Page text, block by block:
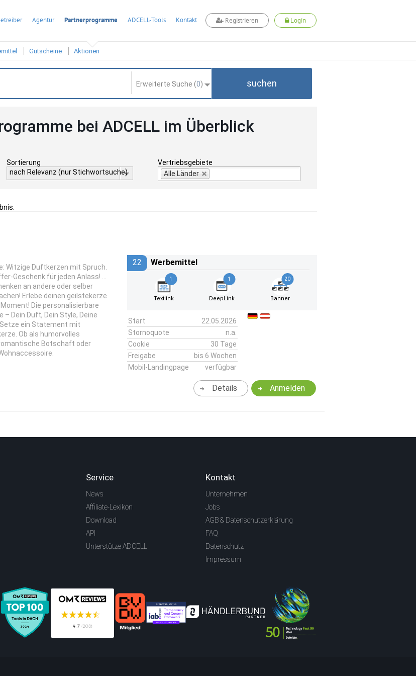
Agentur Partnerprogramme ADCELL-Tools Kontakt Registrieren Login
Gutscheine Aktionen
Erweiterte Suche (0) suchen
bei ADCELL im Überblick
Sortierung
nach Relevanz (nur Stichwortsuche)
Vertriebsgebiete
Alle Länder
Witzige Duftkerzen mit Spruch.
Geschenk für jeden Anlass! …
an andere oder selber
Erlebe deinen geilstekerze
Die personalisierbare
– Dein Duft, Dein Style, Deine
ein Statement mit
Ob als humorvolles
Botschaft oder
22 Werbemittel
1
Textlink
1
DeepLink
20
Banner
Start
22.05.2026
Stornoquote
n.a.
Cookie
30 Tage
Freigabe
bis 6 Wochen
Mobil-Landingpage
verfügbar
Anmelden
Details
Service
News
Affiliate-Lexikon
Download
API
Unterstütze ADCELL
Kontakt
Unternehmen
Jobs
AGB & Datenschutzerklärung
FAQ
Datenschutz
Impressum